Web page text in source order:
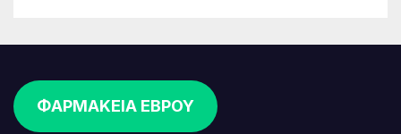
ΦΑΡΜΑΚΕΙΑ ΕΒΡΟΥ